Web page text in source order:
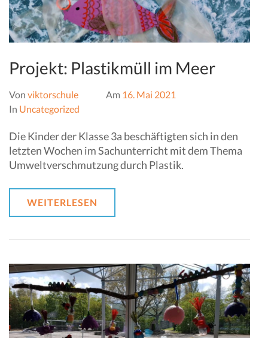
Projekt: Plastikmüll im Meer
Von viktorschule Am 16. Mai 2021
In Uncategorized
Die Kinder der Klasse 3a beschäftigten sich in den
letzten Wochen im Sachunterricht mit dem Thema
Umweltverschmutzung durch Plastik.
WEITERLESEN